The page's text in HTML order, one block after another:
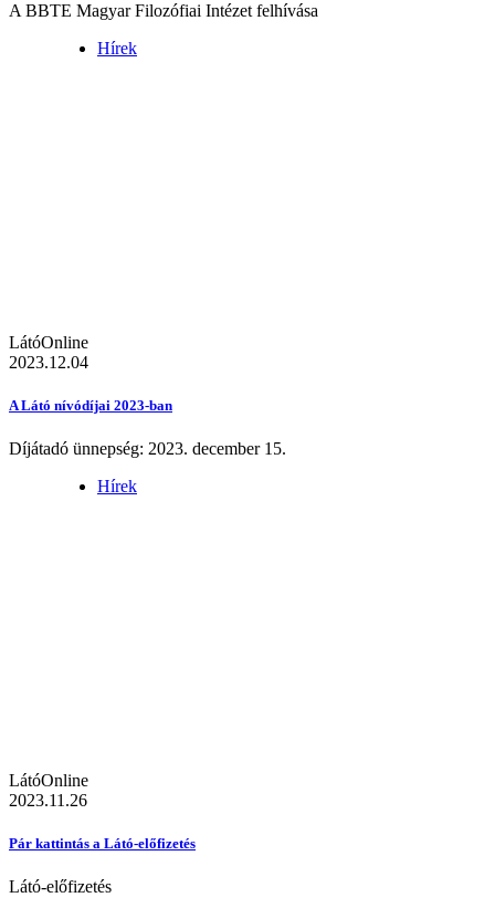
A BBTE Magyar Filozófiai Intézet felhívása
Hírek
LátóOnline
2023.12.04
A Látó nívódíjai 2023-ban
Díjátadó ünnepség: 2023. december 15.
Hírek
LátóOnline
2023.11.26
Pár kattintás a Látó-előfizetés
Látó-előfizetés